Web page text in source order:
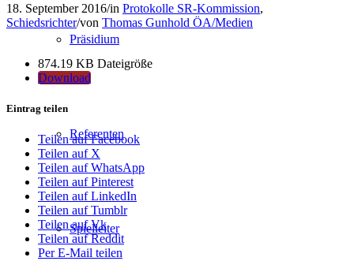
Präsidium
Referenten
Spielleiter
18. September 2016/in Protokolle SR-Kommission,
Schiedsrichter/von Thomas Gunhold ÖA/Medien
874.19 KB Dateigröße
Download
Eintrag teilen
Teilen auf Facebook
Teilen auf X
Teilen auf WhatsApp
Teilen auf Pinterest
Teilen auf LinkedIn
Teilen auf Tumblr
Teilen auf Vk
Teilen auf Reddit
Per E-Mail teilen